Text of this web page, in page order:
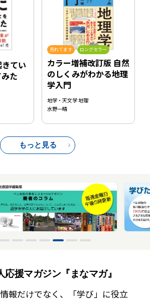
きてい
た
売れてます ロングセラー
カラー増補改訂版 自然
のしくみがわかる地理
学入門
地学・天文学 地理
水野一晴
もっと見る
応援マガジン『まなマガ』
報だけでなく、
「学び」に役立